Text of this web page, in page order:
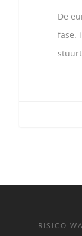
De
fase:
RISICO